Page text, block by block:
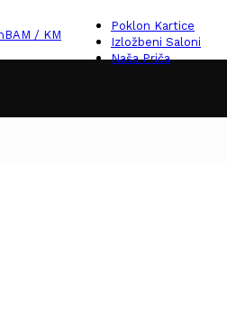
BAM / KM
Poklon Kartice
Izložbeni Saloni
Naša Priča